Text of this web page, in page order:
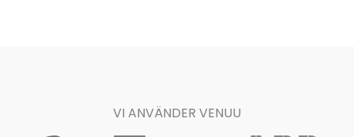
VI ANVÄNDER VENUU